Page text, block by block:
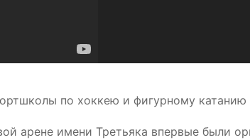
по хоккею и фигурному катанию
арене имени Третьяка впервые были